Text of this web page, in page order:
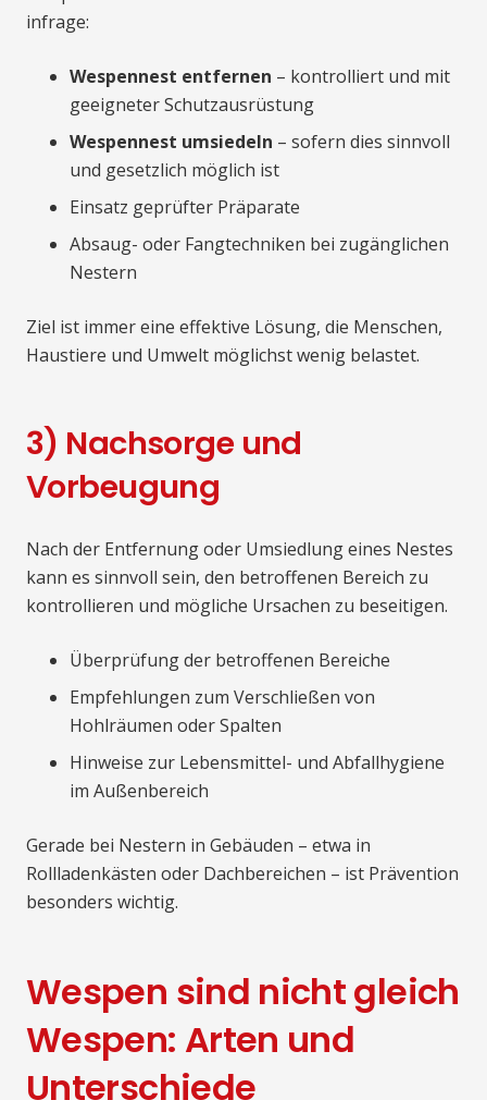
infrage:
Wespennest entfernen – kontrolliert und mit
geeigneter Schutzausrüstung
Wespennest umsiedeln – sofern dies sinnvoll
und gesetzlich möglich ist
Einsatz geprüfter Präparate
Absaug- oder Fangtechniken bei zugänglichen
Nestern
Ziel ist immer eine effektive Lösung, die Menschen,
Haustiere und Umwelt möglichst wenig belastet.
3) Nachsorge und
Vorbeugung
Nach der Entfernung oder Umsiedlung eines Nestes
kann es sinnvoll sein, den betroffenen Bereich zu
kontrollieren und mögliche Ursachen zu beseitigen.
Überprüfung der betroffenen Bereiche
Empfehlungen zum Verschließen von
Hohlräumen oder Spalten
Hinweise zur Lebensmittel- und Abfallhygiene
im Außenbereich
Gerade bei Nestern in Gebäuden – etwa in
Rollladenkästen oder Dachbereichen – ist Prävention
besonders wichtig.
Wespen sind nicht gleich
Wespen: Arten und
Unterschiede